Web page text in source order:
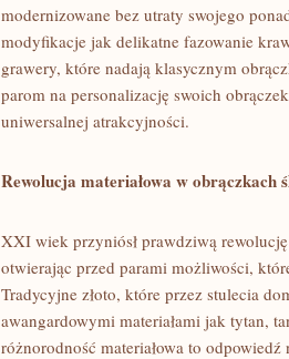
modernizowane bez utraty swojego
modyfikacje jak delikatne fazowanie
grawery, które nadają klasycznym
parom na personalizację swoich
uniwersalnej atrakcyjności.
Rewolucja materiałowa w obrączkach
XXI wiek przyniósł prawdziwą
otwierając przed parami możliwości,
Tradycyjne złoto, które przez stulecia
awangardowymi materiałami jak tytan,
różnorodność materiałowa to